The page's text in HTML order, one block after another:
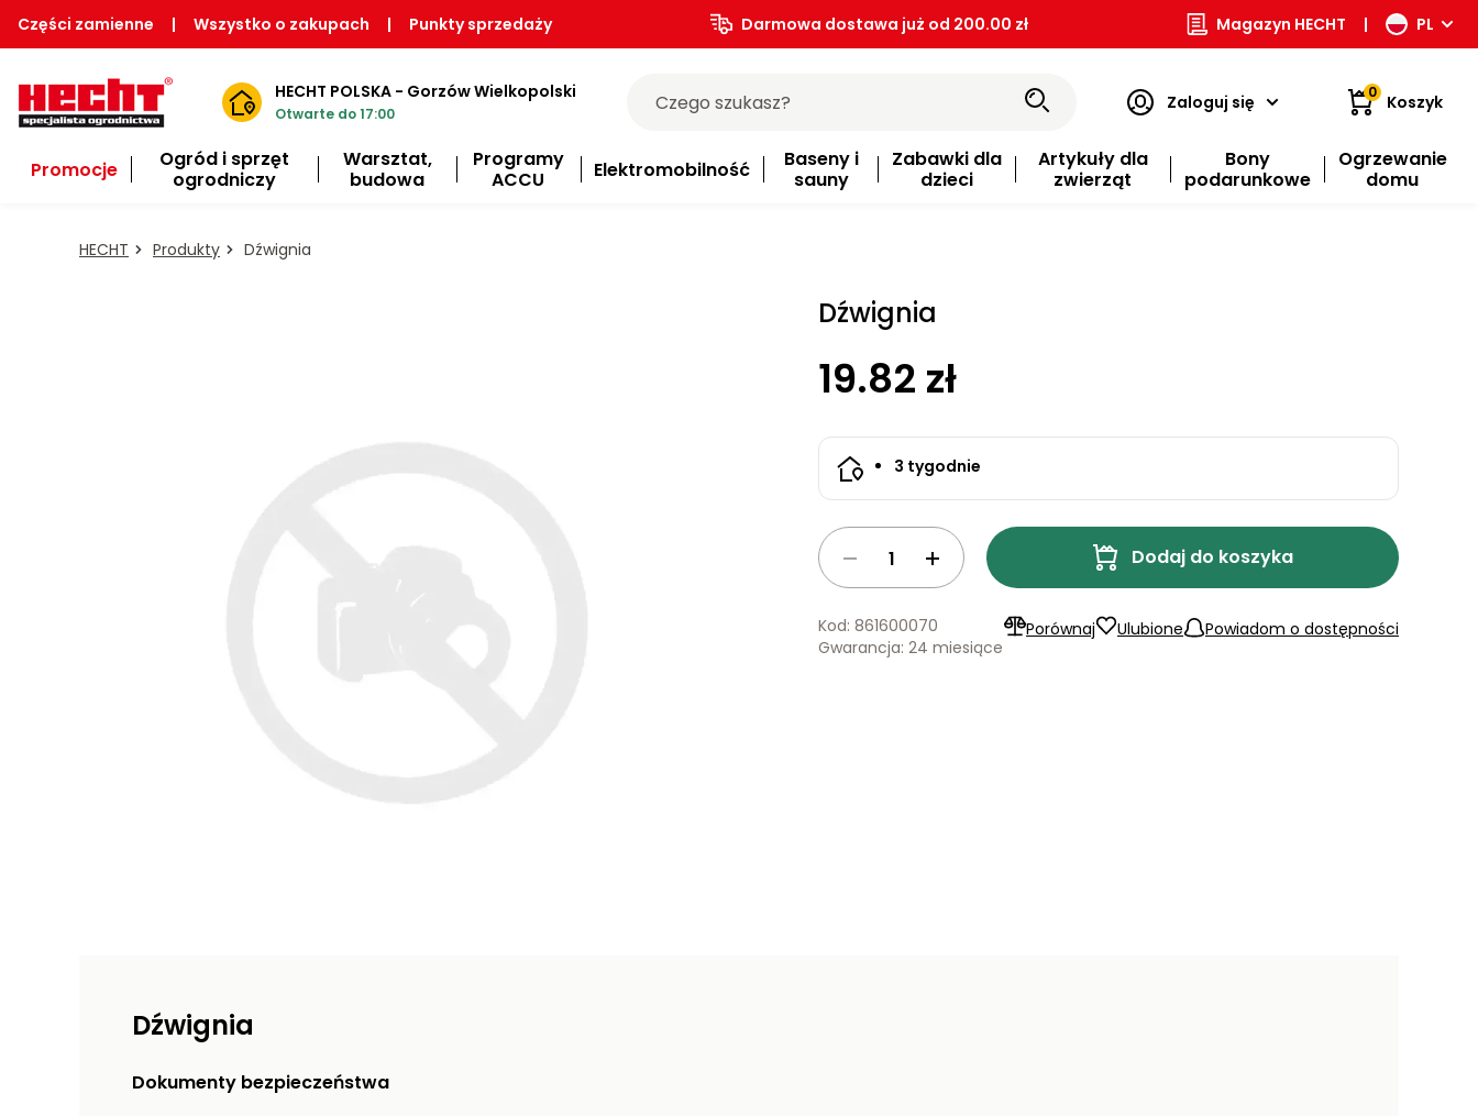
Części zamienne | Wszystko o zakupach | Punkty sprzedaży Darmowa dostawa już od 200.00 zł Magazyn HECHT | PL
HECHT POLSKA - Gorzów Wielkopolski
Otwarte do 17:00
Zaloguj się 0 Koszyk
Promocje
Ogród i sprzęt
ogrodniczy
Warsztat,
budowa
Programy
ACCU
Elektromobilność
Baseny i
sauny
Zabawki dla
dzieci
Artykuły dla
zwierząt
Bony
podarunkowe
Ogrzewanie
domu
HECHT Produkty Dźwignia
Dźwignia
19.82 zł
3 tygodnie
Dodaj do koszyka
Porównaj Ulubione Powiadom o dostępności
Kod: 861600070
Gwarancja: 24 miesiące
Dźwignia
Dokumenty bezpieczeństwa